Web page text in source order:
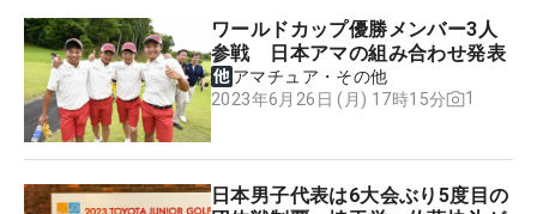
ワールドカップ優勝メンバー3人
参戦 日本アマの組み合わせ発表
アマチュア・その他
2023年6月26日 (月) 17時15分
1
日本男子代表は6大会ぶり5度目の